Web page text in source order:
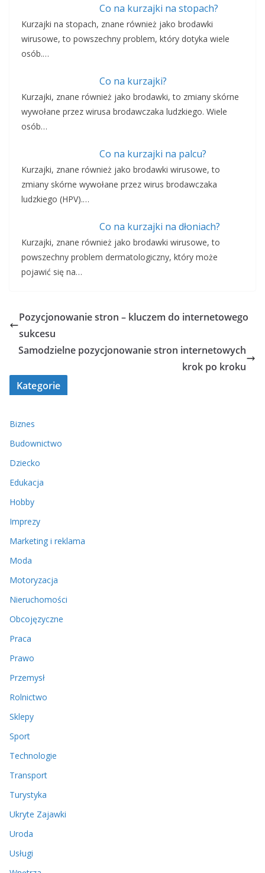
Co na kurzajki na stopach?
Kurzajki na stopach, znane również jako brodawki
wirusowe, to powszechny problem, który dotyka wiele
osób.…
Co na kurzajki?
Kurzajki, znane również jako brodawki, to zmiany skórne
wywołane przez wirusa brodawczaka ludzkiego. Wiele
osób…
Co na kurzajki na palcu?
Kurzajki, znane również jako brodawki wirusowe, to
zmiany skórne wywołane przez wirus brodawczaka
ludzkiego (HPV).…
Co na kurzajki na dłoniach?
Kurzajki, znane również jako brodawki wirusowe, to
powszechny problem dermatologiczny, który może
pojawić się na…
Pozycjonowanie stron – kluczem do internetowego
sukcesu
Samodzielne pozycjonowanie stron internetowych
krok po kroku
Kategorie
Biznes
Budownictwo
Dziecko
Edukacja
Hobby
Imprezy
Marketing i reklama
Moda
Motoryzacja
Nieruchomości
Obcojęzyczne
Praca
Prawo
Przemysł
Rolnictwo
Sklepy
Sport
Technologie
Transport
Turystyka
Ukryte Zajawki
Uroda
Usługi